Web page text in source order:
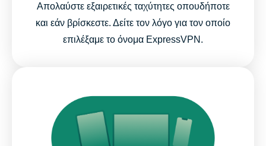
Απολαύστε εξαιρετικές ταχύτητες οπουδήποτε
και εάν βρίσκεστε. Δείτε τον λόγο για τον οποίο
επιλέξαμε το όνομα ExpressVPN.